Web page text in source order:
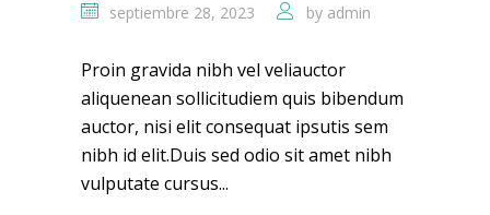
septiembre 28, 2023 by admin
Proin gravida nibh vel veliauctor
aliquenean sollicitudiem quis bibendum
auctor, nisi elit consequat ipsutis sem
nibh id elit.Duis sed odio sit amet nibh
vulputate cursus...